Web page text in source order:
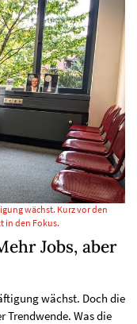
wächst. Kurz vor den
in den Fokus.
Jobs, aber
wächst. Doch die
Trendwende. Was die